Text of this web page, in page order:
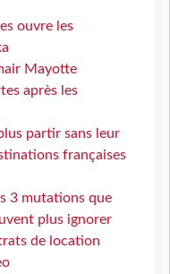
ouvre les
Mayotte
après les
partir sans leur
françaises
3 mutations que
plus ignorer
de location